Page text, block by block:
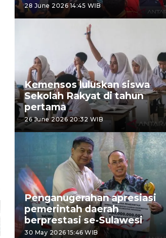
28 June 2026 14:45 WIB
Kemensos luluskan siswa
Sekolah Rakyat di tahun
pertama
26 June 2026 20:32 WIB
Penganugerahan apresiasi
pemerintah daerah
berprestasi se-Sulawesi
30 May 2026 15:46 WIB